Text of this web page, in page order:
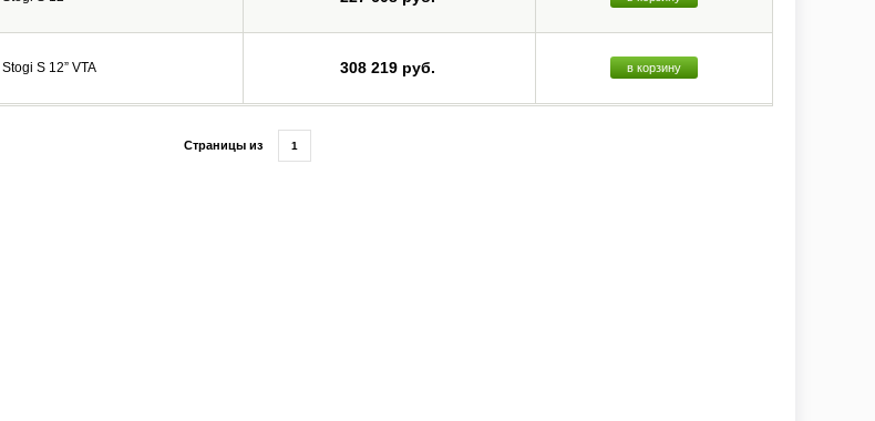
Stogi S 12” VTA 308 219 руб. в корзину
Страницы из 1